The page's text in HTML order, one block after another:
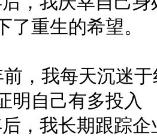
了重生的希望。
我每天沉迷于
明自己有多投入
长期跟踪企业